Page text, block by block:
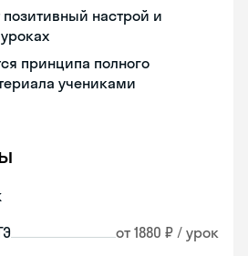
настрой и
принципа полного
учениками
от 1880 ₽ / урок